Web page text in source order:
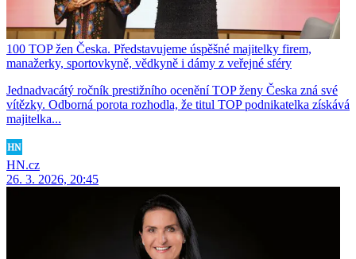
100 TOP žen Česka. Představujeme úspěšné majitelky firem,
manažerky, sportovkyně, vědkyně i dámy z veřejné sféry
Jednadvacátý ročník prestižního ocenění TOP ženy Česka zná své
vítězky. Odborná porota rozhodla, že titul TOP podnikatelka získává
majitelka...
HN.cz
26. 3. 2026, 20:45